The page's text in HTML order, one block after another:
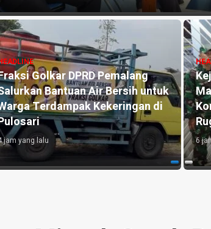
HEADLINE
GRIB Jaya Pemalang Akan Gelar
Aksi, Desak KPK Tuntaskan
Dugaan Korupsi di Pemalang
2 hari yang lalu 3